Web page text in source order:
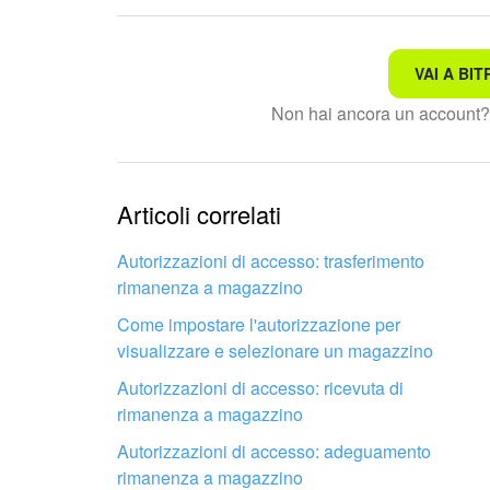
Non è quello che sto
Troppo breve, ho bisogno
Non mi soddisfa come
VAI A
Non hai ancora un account?
Articoli correlati
Autorizzazioni di accesso: trasferimento
rimanenza a magazzino
Come impostare l'autorizzazione per
visualizzare e selezionare un magazzino
Autorizzazioni di accesso: ricevuta di
rimanenza a magazzino
Autorizzazioni di accesso: adeguamento
rimanenza a magazzino